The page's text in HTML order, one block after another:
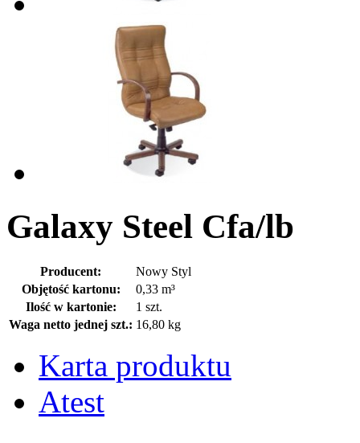
Galaxy Steel Cfa/lb
Producent:
Nowy Styl
Objętość kartonu:
0,33 m³
Ilość w kartonie:
1 szt.
Waga netto jednej szt.: 16,80 kg
Karta produktu
Atest